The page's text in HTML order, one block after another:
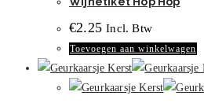
€2.25 Incl. Btw
Toevoegen aan winkelwagen